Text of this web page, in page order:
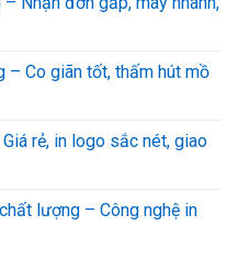
– Co giãn tốt, thấm hút mồ
rẻ, in logo sắc nét, giao
lượng – Công nghệ in